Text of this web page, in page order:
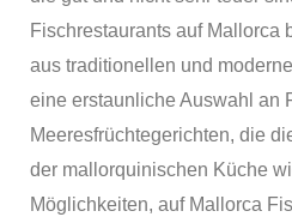
Fischrestaurants auf Mallorca
aus traditionellen und
eine erstaunliche Auswahl an
Meeresfrüchtegerichten, die
der mallorquinischen Küche
Möglichkeiten, auf Mallorca